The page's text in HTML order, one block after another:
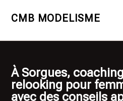
CMB MODELISME
À Sorgues,
relooking pour
avec des conseils